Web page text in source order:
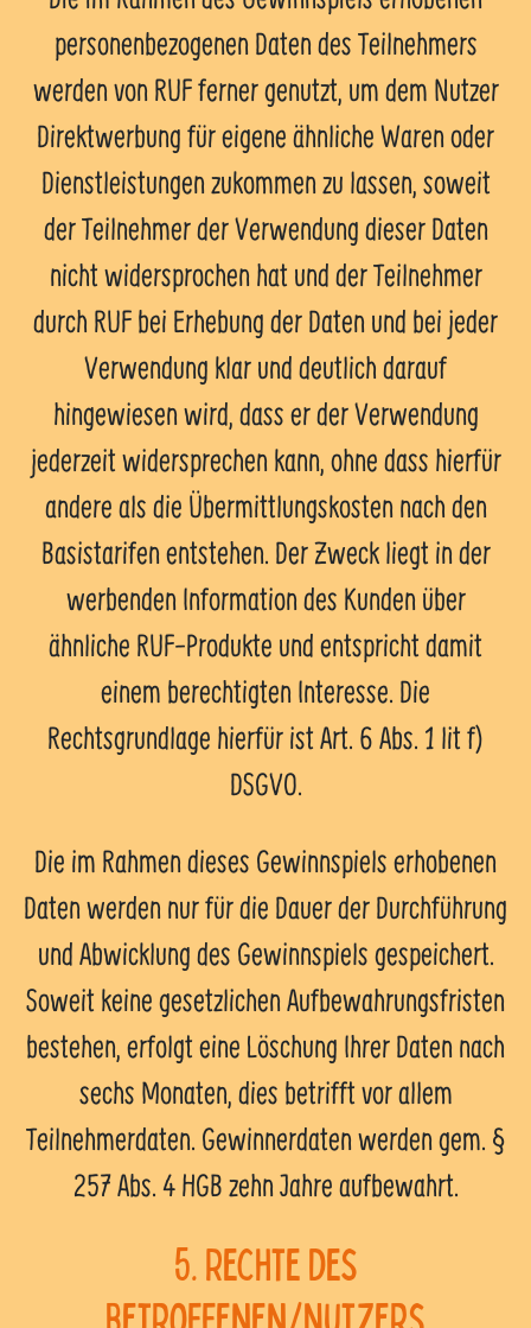
personenbezogenen Daten des Teilnehmers
werden von RUF ferner genutzt, um dem Nutzer
Direktwerbung für eigene ähnliche Waren oder
Dienstleistungen zukommen zu lassen, soweit
der Teilnehmer der Verwendung dieser Daten
nicht widersprochen hat und der Teilnehmer
durch RUF bei Erhebung der Daten und bei jeder
Verwendung klar und deutlich darauf
hingewiesen wird, dass er der Verwendung
jederzeit widersprechen kann, ohne dass hierfür
andere als die Übermittlungskosten nach den
Basistarifen entstehen. Der Zweck liegt in der
werbenden Information des Kunden über
ähnliche RUF-Produkte und entspricht damit
einem berechtigten Interesse. Die
Rechtsgrundlage hierfür ist Art. 6 Abs. 1 lit f)
DSGVO.
Die im Rahmen dieses Gewinnspiels erhobenen
Daten werden nur für die Dauer der Durchführung
und Abwicklung des Gewinnspiels gespeichert.
Soweit keine gesetzlichen Aufbewahrungsfristen
bestehen, erfolgt eine Löschung Ihrer Daten nach
sechs Monaten, dies betrifft vor allem
Teilnehmerdaten. Gewinnerdaten werden gem. §
257 Abs. 4 HGB zehn Jahre aufbewahrt.
5. Rechte des
Betroffenen/Nutzers